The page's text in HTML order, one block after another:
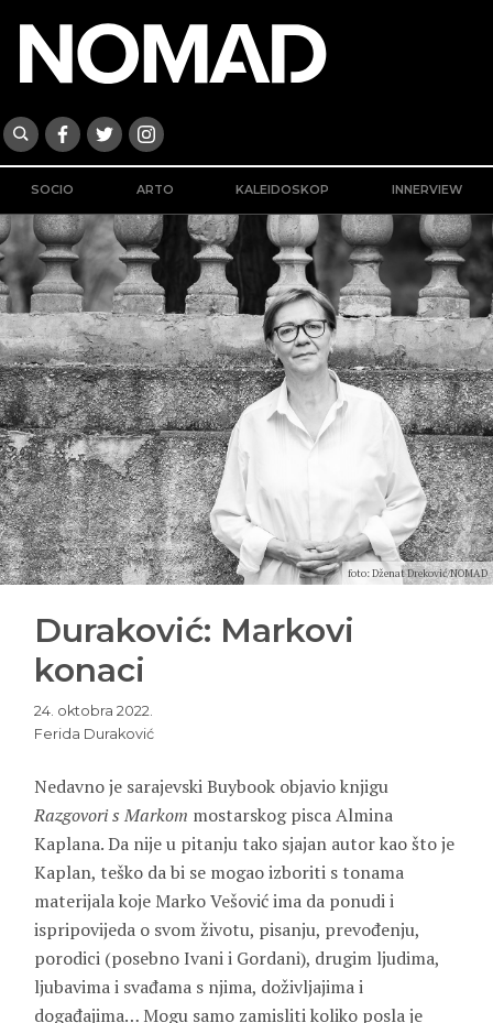
SOCIO ARTO KALEIDOSKOP INNERVIEW
foto: Dženat Dreković/NOMAD
Duraković: Markovi
konaci
24. oktobra 2022.
Ferida Duraković
Nedavno je sarajevski Buybook objavio knjigu
Razgovori s Markom mostarskog pisca Almina
Kaplana. Da nije u pitanju tako sjajan autor kao što je
Kaplan, teško da bi se mogao izboriti s tonama
materijala koje Marko Vešović ima da ponudi i
ispripovijeda o svom životu, pisanju, prevođenju,
porodici (posebno Ivani i Gordani), drugim ljudima,
ljubavima i svađama s njima, doživljajima i
događajima… Mogu samo zamisliti koliko posla je